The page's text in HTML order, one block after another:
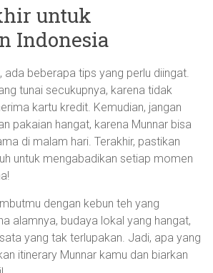
untuk
Indonesia
ada beberapa tips yang perlu diingat.
tunai secukupnya, karena tidak
kartu kredit. Kemudian, jangan
pakaian hangat, karena Munnar bisa
di malam hari. Terakhir, pastikan
untuk mengabadikan setiap momen
dengan kebun teh yang
alamnya, budaya lokal yang hangat,
yang tak terlupakan. Jadi, apa yang
itinerary Munnar kamu dan biarkan